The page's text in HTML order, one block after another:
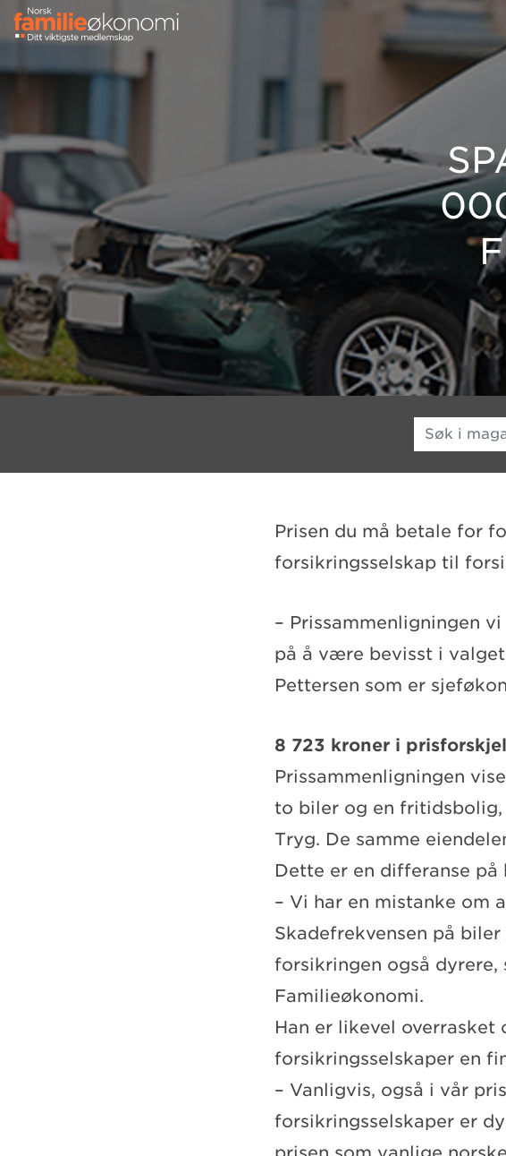
Søk i
Prisen du må betale for
forsikringsselskap til
– Prissammenligningen
på å være bevisst i
Pettersen som er
8 723 kroner i
Prissammenligningen
to biler og en fritidsbolig,
Tryg. De samme
Dette er en differanse på
– Vi har en mistanke om
Skadefrekvensen på
forsikringen også dyrere,
Familieøkonomi.
Han er likevel
forsikringsselskaper en
– Vanligvis, også i vår
forsikringsselskaper er